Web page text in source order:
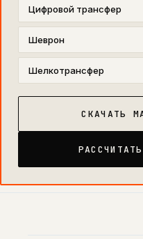
Цифровой трансфер
Шеврон
Шелкотрансфер
СКАЧАТЬ